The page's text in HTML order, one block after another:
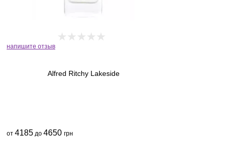
напишите отзыв
Alfred Ritchy Lakeside
от 4185 до 4650 грн